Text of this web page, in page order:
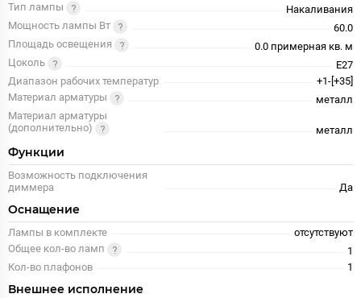
Тип лампы
Накаливания
Мощность лампы Вт
60.0
Площадь освещения
0.0 примерная кв. м
Цоколь
E27
Диапазон рабочих температур
+1-[+35]
Материал арматуры
металл
Материал арматуры
(дополнительно)
металл
Функции
Возможность подключения
диммера
Да
Оснащение
Лампы в комплекте
отсутствуют
Общее кол-во ламп
1
Кол-во плафонов
1
Внешнее исполнение